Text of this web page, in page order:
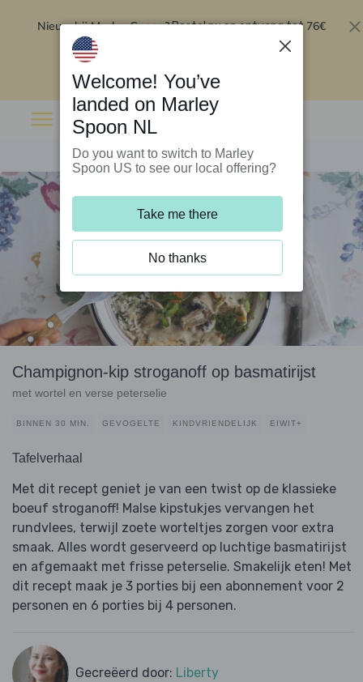
Nieuw bij Marley Spoon?Bestel nu en ontvang tot 76€
Champignon-kip stroganoff op basmatirijst
met wortel en verse peterselie
BINNEN 30 MIN. GEVOGELTE KINDVRIENDELIJK EIWIT+
Tafelverhaal
Met dit recept geniet je van een twist op de klassieke
boeuf stroganoff! Malse kipstukjes vervangen het
rundvlees, terwijl zoete worteltjes zorgen voor extra
smaak. Alles wordt geserveerd op luchtige basmatirijst
en afgemaakt met frisse peterselie. Smakelijk eten! Met
dit recept maak je 3 porties bij een abonnement voor 2
personen en 6 porties bij 4 personen.
Gecreëerd door: Liberty
Welcome! You’ve
landed on Marley
Spoon NL
Do you want to switch to Marley
Spoon US to see our local offering?
Take me there
No thanks